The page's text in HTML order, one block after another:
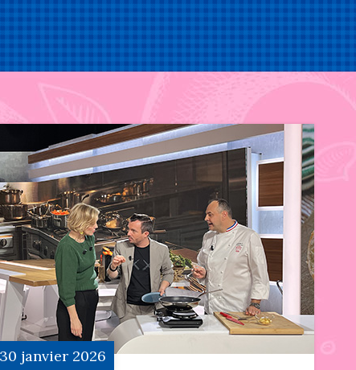
30 janvier 2026